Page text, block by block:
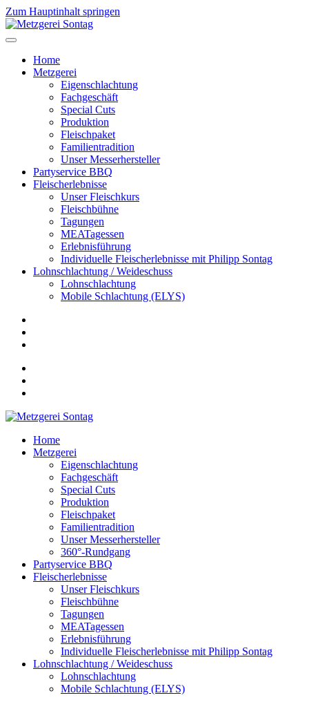
Zum Hauptinhalt springen
Home
Metzgerei
Eigenschlachtung
Fachgeschäft
Special Cuts
Produktion
Fleischpaket
Familientradition
Unser Messerhersteller
Partyservice BBQ
Fleischerlebnisse
Unser Fleischkurs
Fleischbühne
Tagungen
MEATagessen
Erlebnisführung
Individuelle Fleischerlebnisse mit Philipp Sontag
Lohnschlachtung / Weideschuss
Lohnschlachtung
Mobile Schlachtung (ELYS)
Home
Metzgerei
Eigenschlachtung
Fachgeschäft
Special Cuts
Produktion
Fleischpaket
Familientradition
Unser Messerhersteller
360°-Rundgang
Partyservice BBQ
Fleischerlebnisse
Unser Fleischkurs
Fleischbühne
Tagungen
MEATagessen
Erlebnisführung
Individuelle Fleischerlebnisse mit Philipp Sontag
Lohnschlachtung / Weideschuss
Lohnschlachtung
Mobile Schlachtung (ELYS)